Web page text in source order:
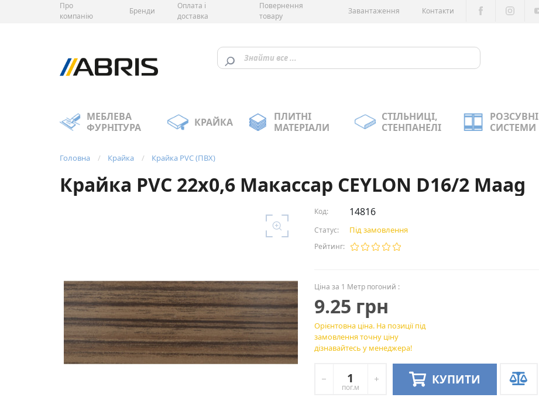
Про
компанію
Бренди
Оплата і
доставка
Повернення
товару
Завантаження Контакти
МЕБЛЕВА
ФУРНІТУРА
КРАЙКА
ПЛИТНІ
МАТЕРІАЛИ
СТІЛЬНИЦІ,
СТЕНПАНЕЛІ
РОЗСУВНІ
СИСТЕМИ
Головна Крайка Крайка PVC (ПВХ)
Крайка PVC 22х0,6 Макассар CEYLON D16/2 Maag
Код: 14816
Статус: Під замовлення
Рейтинг:
Ціна за 1 Метр погоний :
9.25 грн
Орієнтовна ціна. На позиції під
замовлення точну ціну
дізнавайтесь у менеджера!
пог.м
КУПИТИ